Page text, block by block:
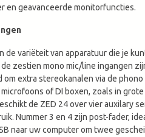
en geavanceerde monitorfuncties.
de variëteit van apparatuur die je
de zestien mono mic/line ingangen
om extra stereokanalen via de
of DI boxen, zoals in
de ZED 24 over vier auxilary
Nummer 3 en 4 zijn post-fader,
naar uw computer om twee